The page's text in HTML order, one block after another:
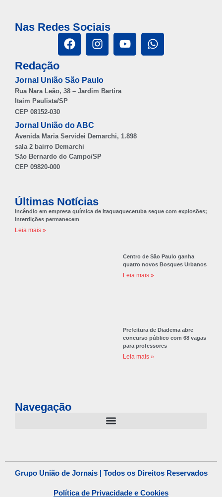
Nas Redes Sociais
Redação
Jornal União São Paulo
Rua Nara Leão, 38 – Jardim Bartira
Itaim Paulista/SP
CEP 08152-030
Jornal União do ABC
Avenida Maria Servidei Demarchi, 1.898
sala 2 bairro Demarchi
São Bernardo do Campo/SP
CEP 09820-000
Últimas Notícias
Incêndio em empresa química de Itaquaquecetuba segue com explosões;
interdições permanecem
Leia mais »
Centro de São Paulo ganha
quatro novos Bosques Urbanos
Leia mais »
Prefeitura de Diadema abre
concurso público com 68 vagas
para professores
Leia mais »
Navegação
Grupo União de Jornais | Todos os Direitos Reservados
Política de Privacidade e Cookies